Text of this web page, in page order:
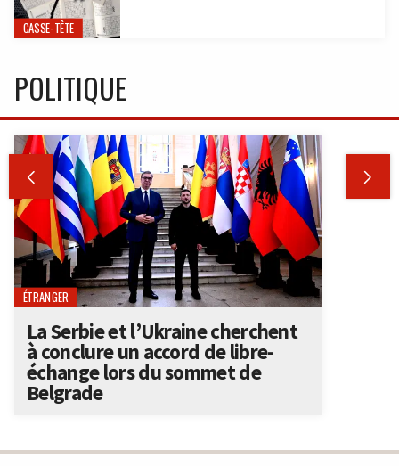
CASSE-TÊTE
POLITIQUE
 
ÉTRANGER
La Serbie et l’Ukraine cherchent
à conclure un accord de libre-
échange lors du sommet de
Belgrade